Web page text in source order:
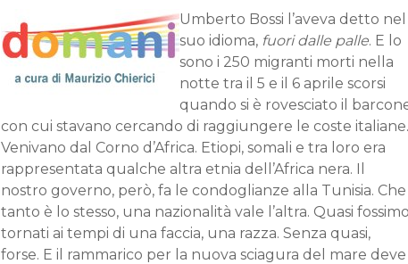
Umberto Bossi l’aveva detto nel
suo idioma, fuori dalle palle. E lo
sono i 250 migranti morti nella
notte tra il 5 e il 6 aprile scorsi
quando si è rovesciato il
con cui stavano cercando di raggiungere le coste italiane.
Venivano dal Corno d’Africa. Etiopi, somali e tra loro era
rappresentata qualche altra etnia dell’Africa nera. Il
nostro governo, però, fa le condoglianze alla Tunisia. Che
tanto è lo stesso, una nazionalità vale l’altra. Quasi
tornati ai tempi di una faccia, una razza. Senza quasi,
forse. E il rammarico per la nuova sciagura del mare deve